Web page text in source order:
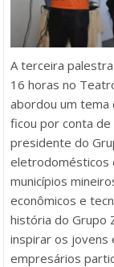
A terceira
16 horas no
abordou um tema
ficou por conta de
presidente do
eletrodomésticos
municípios
econômicos e
história do Grupo
inspirar os jovens
empresários